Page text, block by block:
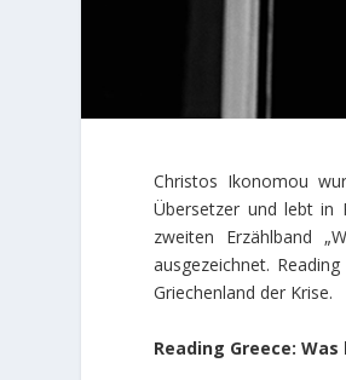
Christos Ikonomou
Übersetzer und lebt in
zweiten Erzählband
ausgezeichnet.
Griechenland der Krise.
Reading Greece: